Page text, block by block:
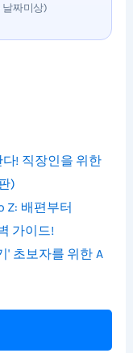
날짜미상)
! 직장인을 위한
)
Z: 배편부터
가이드!
' 초보자를 위한 A